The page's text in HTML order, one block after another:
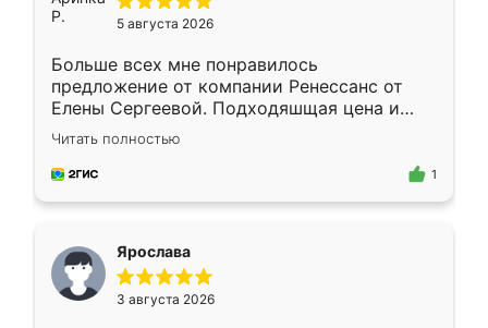
5 августа 2026
Больше всех мне понравилось
предложение от компании Ренессанс от
Елены Сергеевой. Подходяшщая цена и
короткие сроки изготовления. Приехавший
для замера сотрудник Владислав
предложил по моему эскизу самый
Читать полностью
1
Ярослава
3 августа 2026